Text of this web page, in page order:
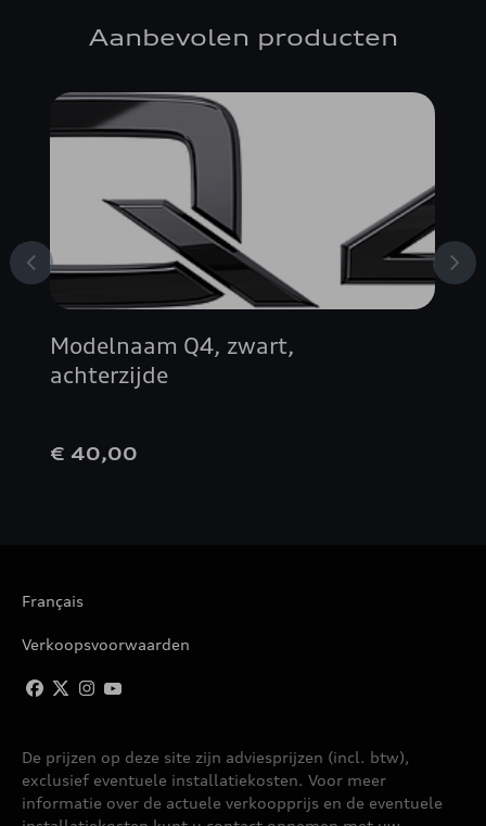
Aanbevolen producten
Modelnaam Q4, zwart,
achterzijde
€ 40,00
Français
Verkoopsvoorwaarden
De prijzen op deze site zijn adviesprijzen (incl. btw),
exclusief eventuele installatiekosten. Voor meer
informatie over de actuele verkoopprijs en de eventuele